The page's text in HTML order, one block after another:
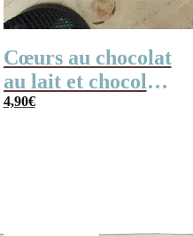
Cœurs au chocolat
au lait et chocolat
noir praliné x8 “je
4,90€